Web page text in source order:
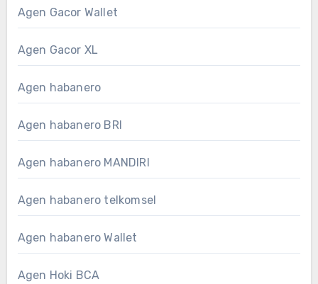
Agen Gacor Wallet
Agen Gacor XL
Agen habanero
Agen habanero BRI
Agen habanero MANDIRI
Agen habanero telkomsel
Agen habanero Wallet
Agen Hoki BCA